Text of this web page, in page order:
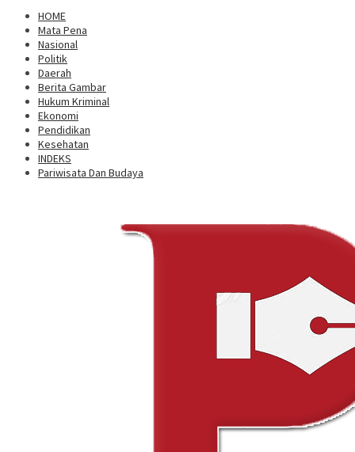
HOME
Mata Pena
Nasional
Politik
Daerah
Berita Gambar
Hukum Kriminal
Ekonomi
Pendidikan
Kesehatan
INDEKS
Pariwisata Dan Budaya